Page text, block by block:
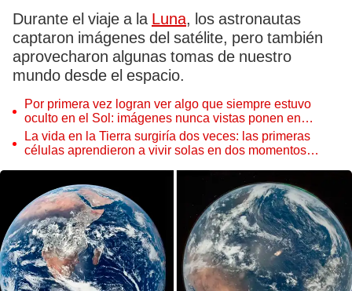
Durante el viaje a la Luna, los astronautas
captaron imágenes del satélite, pero también
aprovecharon algunas tomas de nuestro
mundo desde el espacio.
Por primera vez logran ver algo que siempre estuvo
oculto en el Sol: imágenes nunca vistas ponen en
aprietos a científicos
La vida en la Tierra surgiría dos veces: las primeras
células aprendieron a vivir solas en dos momentos